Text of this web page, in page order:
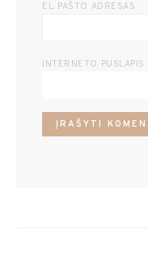
EL. PAŠTO ADRESAS
INTERNETO PUSLAPIS